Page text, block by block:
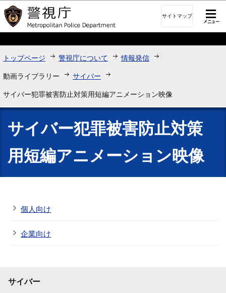
このページの本文へ移動
サイトマップ
トップページ 警視庁について 情報発信
動画ライブラリー サイバー
サイバー犯罪被害防止対策用短編アニメーション映像
サイバー犯罪被害防止対策
用短編アニメーション映像
個人向け
企業向け
サイバー